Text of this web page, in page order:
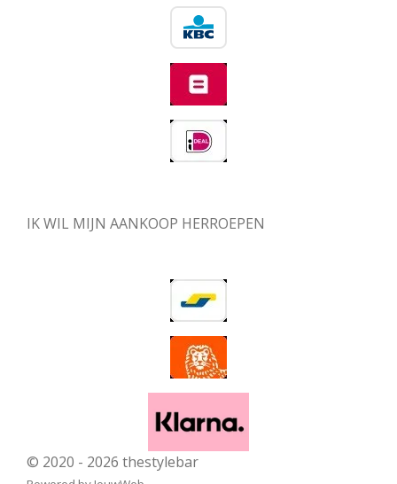
IK WIL MIJN AANKOOP HERROEPEN
© 2020 - 2026 thestylebar